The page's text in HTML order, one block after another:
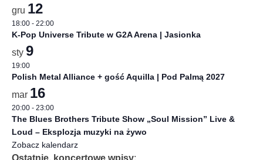
gru 12
18:00 - 22:00
K-Pop Universe Tribute w G2A Arena | Jasionka
sty 9
19:00
Polish Metal Alliance + gość Aquilla | Pod Palmą 2027
mar 16
20:00 - 23:00
The Blues Brothers Tribute Show „Soul Mission” Live &
Loud – Eksplozja muzyki na żywo
Zobacz kalendarz